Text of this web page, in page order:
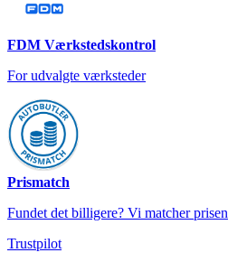
FDM Værkstedskontrol
For udvalgte værksteder
Prismatch
Fundet det billigere? Vi matcher prisen
Trustpilot